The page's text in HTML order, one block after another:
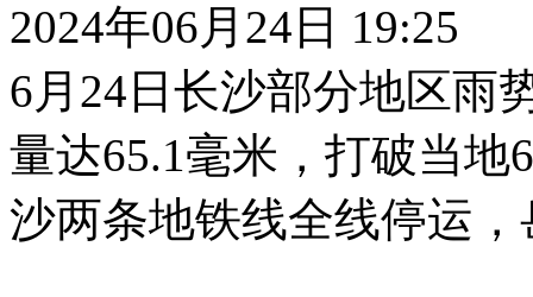
2024年06月24日 19:25
6月24日长沙部分地区雨
量达65.1毫米，打破当
沙两条地铁线全线停运